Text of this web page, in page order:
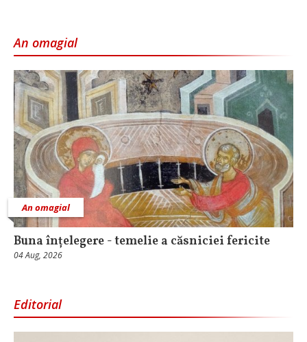
An omagial
An omagial
Buna înțelegere - temelie a căsniciei fericite
04 Aug, 2026
Editorial